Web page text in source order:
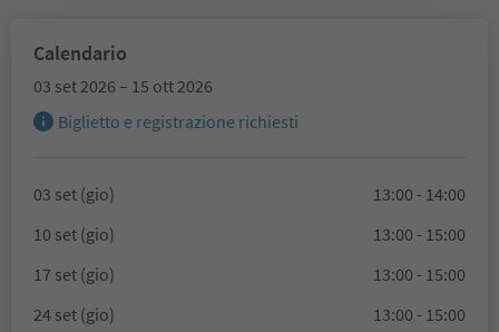
Calendario
03 set 2026 – 15 ott 2026
Biglietto e registrazione richiesti
03 set (gio)
13:00 - 14:00
10 set (gio)
13:00 - 15:00
17 set (gio)
13:00 - 15:00
24 set (gio)
13:00 - 15:00